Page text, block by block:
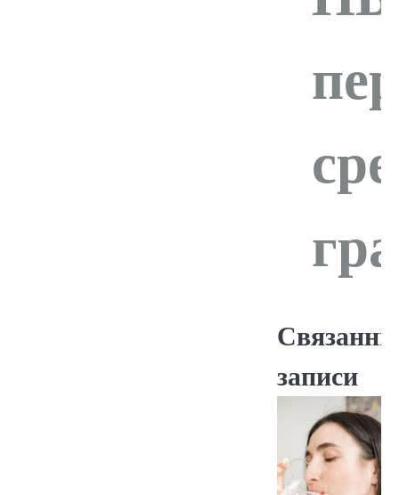
по
записи